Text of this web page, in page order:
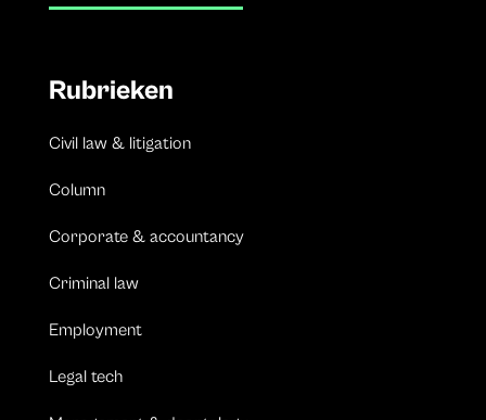
Rubrieken
Civil law & litigation
Column
Corporate & accountancy
Criminal law
Employment
Legal tech